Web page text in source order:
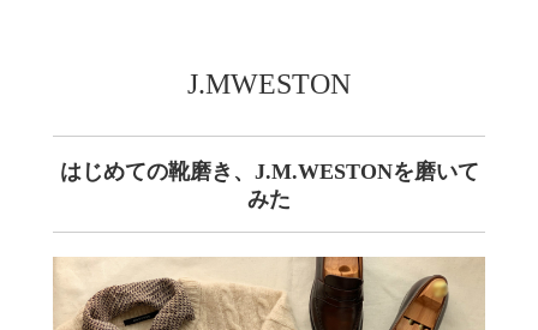
J.MWESTON
はじめての靴磨き、J.M.WESTONを磨いて
みた